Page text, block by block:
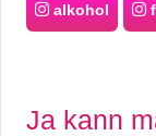
alkohol
Ja kann